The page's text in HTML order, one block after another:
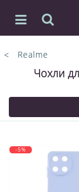
Realme
Чохли
-5%